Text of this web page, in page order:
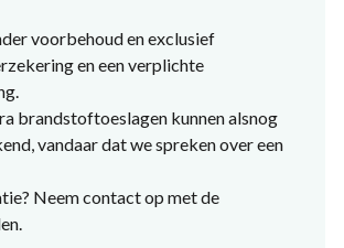
voorbehoud en exclusief
en een verplichte
brandstoftoeslagen kunnen alsnog
vandaar dat we spreken over een
Neem contact op met de